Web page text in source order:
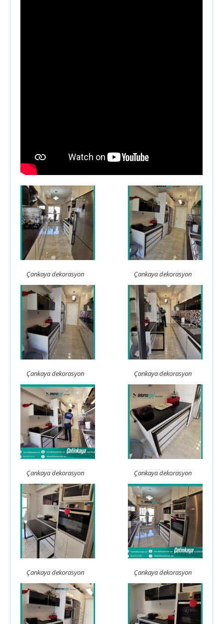
Çankaya dekorasyon Çankaya dekorasyon
Çankaya dekorasyon Çankaya dekorasyon
Çankaya dekorasyon Çankaya dekorasyon
Çankaya dekorasyon Çankaya dekorasyon